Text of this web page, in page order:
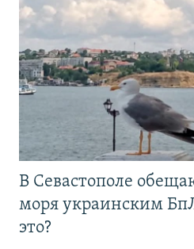
В Севастополе
моря украинским
это?